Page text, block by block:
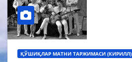
ҚЎШИҚЛАР МАТНИ ТАРЖИМАСИ (КИРИЛЛ)